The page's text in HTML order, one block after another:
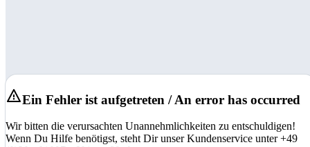
Ein Fehler ist aufgetreten / An error has occurred
Wir bitten die verursachten Unannehmlichkeiten zu entschuldigen!
Wenn Du Hilfe benötigst, steht Dir unser Kundenservice unter +49